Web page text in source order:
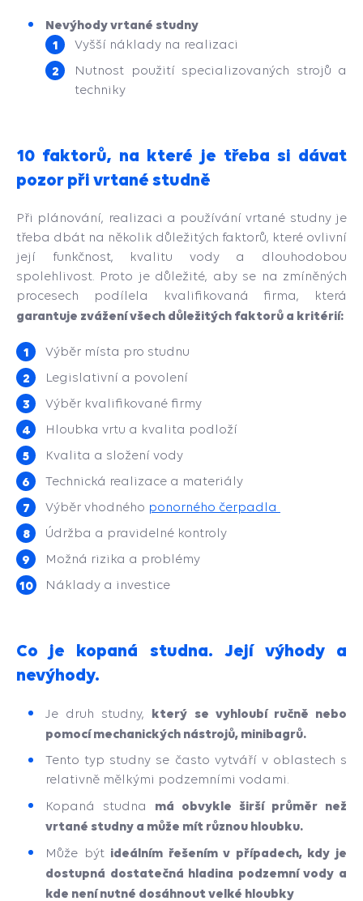
Nevýhody vrtané studny
Vyšší náklady na realizaci
Nutnost použití specializovaných strojů a
techniky
10 faktorů, na které je třeba si dávat
pozor při vrtané studně
Při plánování, realizaci a používání vrtané studny je
třeba dbát na několik důležitých faktorů, které ovlivní
její funkčnost, kvalitu vody a dlouhodobou
spolehlivost. Proto je důležité, aby se na zmíněných
procesech podílela kvalifikovaná firma, která
garantuje zvážení všech důležitých faktorů a kritérií:
Výběr místa pro studnu
Legislativní a povolení
Výběr kvalifikované firmy
Hloubka vrtu a kvalita podloží
Kvalita a složení vody
Technická realizace a materiály
Výběr vhodného ponorného čerpadla
Údržba a pravidelné kontroly
Možná rizika a problémy
Náklady a investice
Co je kopaná studna. Její výhody a
nevýhody.
Je druh studny, který se vyhloubí ručně nebo
pomocí mechanických nástrojů, minibagrů.
Tento typ studny se často vytváří v oblastech s
relativně mělkými podzemními vodami.
Kopaná studna má obvykle širší průměr než
vrtané studny a může mít různou hloubku.
Může být ideálním řešením v případech, kdy je
dostupná dostatečná hladina podzemní vody a
kde není nutné dosáhnout velké hloubky